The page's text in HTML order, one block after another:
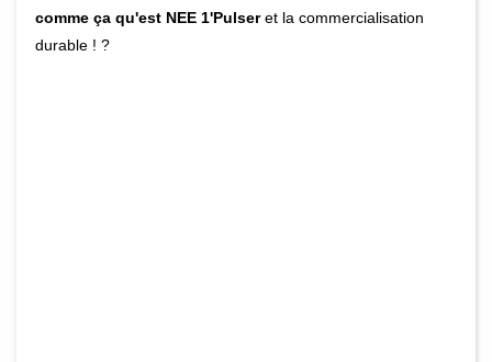
comme ça qu'est NEE 1'Pulseret la commercialisation
durable ! ?